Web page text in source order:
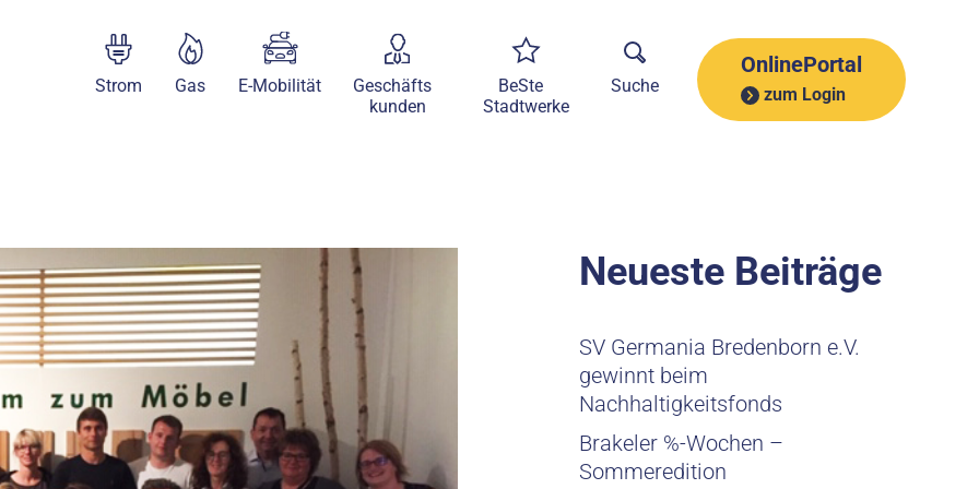
Strom Gas E-Mobilität
Geschäfts
kunden
BeSte
Stadtwerke
Suche
OnlinePortal
zum Login
Neueste Beiträge
SV Germania Bredenborn e.V.
gewinnt beim
Nachhaltigkeitsfonds
Brakeler %-Wochen –
Sommeredition